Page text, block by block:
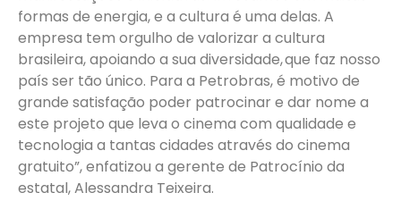
formas de energia, e a cultura é uma delas. A
empresa tem orgulho de valorizar a cultura
brasileira, apoiando a sua diversidade, que faz nosso
país ser tão único. Para a Petrobras, é motivo de
grande satisfação poder patrocinar e dar nome a
este projeto que leva o cinema com qualidade e
tecnologia a tantas cidades através do cinema
gratuito”, enfatizou a gerente de Patrocínio da
estatal, Alessandra Teixeira.